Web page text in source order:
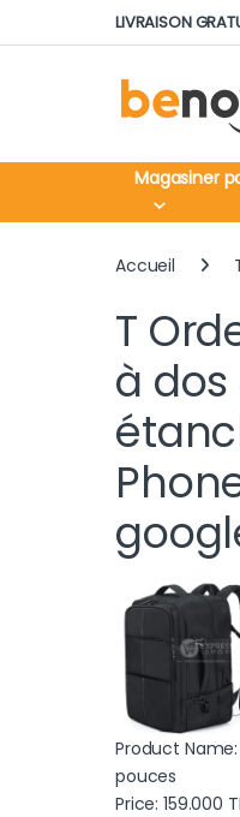
Skip to navigation
Skip to contentLIVRAISON
Magasiner
Accueil
T
à
Product
pouces
Price:159.000